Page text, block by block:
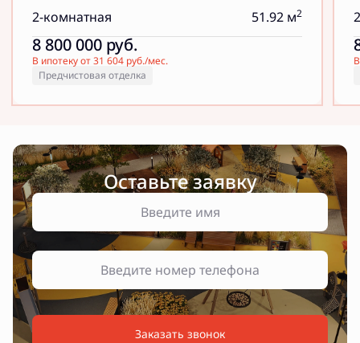
2-комнатная 51.92 м2
8 800 000руб.
В ипотеку от 31 604 руб./мес.
Предчистовая отделка
Оставьте заявку
Заказать звонок